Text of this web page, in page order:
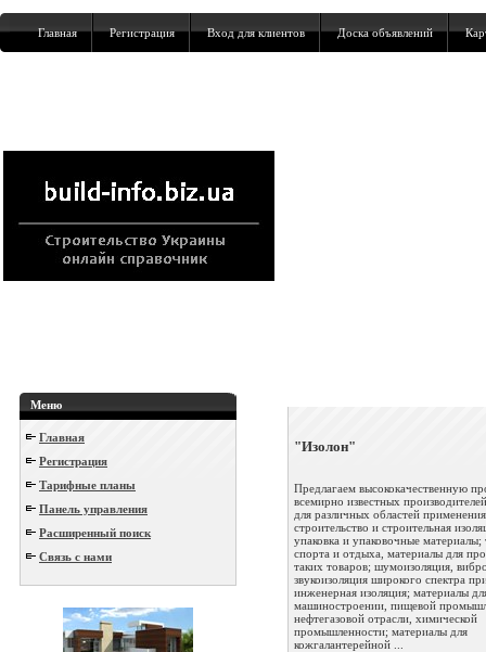
Главная Регистрация Вход для клиентов Доска объявлений
Меню
Главная
Регистрация
Тарифные планы
Панель управления
Расширенный поиск
Связь с нами
"Изолон"
Предлагаем высококачественную
всемирно известных
для различных областей
строительство и строительная
упаковка и упаковочные материалы;
спорта и отдыха, материалы для
таких товаров; шумоизоляция,
звукоизоляция широкого спектра
инженерная изоляция; материалы
машиностроении, пищевой
нефтегазовой отрасли, химической
промышленности; материалы для
кожгалантерейной ...